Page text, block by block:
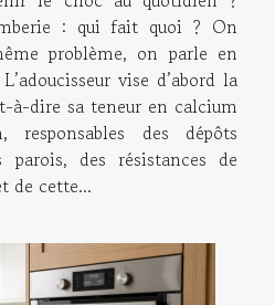
: qui fait quoi ? On
problème, on parle en
vise d’abord la
à-dire sa teneur en calcium
responsables des dépôts
parois, des résistances de
de cette...